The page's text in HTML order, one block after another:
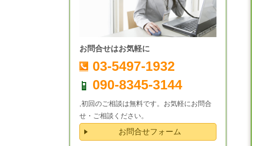
お問合せはお気軽に
03-5497-1932
090-8345-3144
,初回のご相談は無料です。お気軽にお問合
せ・ご相談ください。
お問合せフォーム